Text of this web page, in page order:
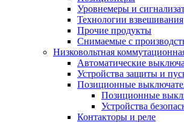
Уровнемеры и
Технологии взвешивания
Прочие продукты
Снимаемые с
Низковольтная
Автоматические
Устройства защиты и
Позиционные
Позиционные
Устройства
Контакторы и реле